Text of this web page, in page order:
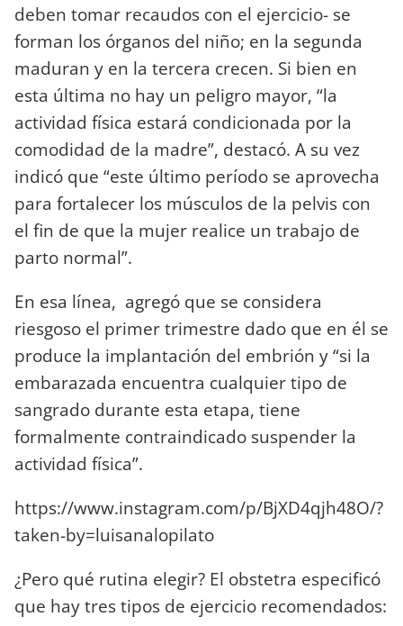
deben tomar recaudos con el ejercicio- se
forman los órganos del niño; en la segunda
maduran y en la tercera crecen. Si bien en
esta última no hay un peligro mayor, “la
actividad física estará condicionada por la
comodidad de la madre”, destacó. A su vez
indicó que “este último período se aprovecha
para fortalecer los músculos de la pelvis con
el fin de que la mujer realice un trabajo de
parto normal”.
En esa línea, agregó que se considera
riesgoso el primer trimestre dado que en él se
produce la implantación del embrión y “si la
embarazada encuentra cualquier tipo de
sangrado durante esta etapa, tiene
formalmente contraindicado suspender la
actividad física”.
https://www.instagram.com/p/BjXD4qjh48O/?
taken-by=luisanalopilato
¿Pero qué rutina elegir? El obstetra especificó
que hay tres tipos de ejercicio recomendados: